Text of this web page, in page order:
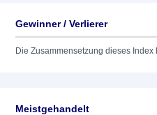
Gewinner / Verlierer
Die Zusammensetzung dieses
Meistgehandelt